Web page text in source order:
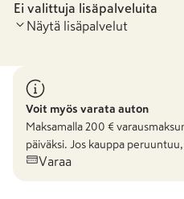
Ei valittuja lisäpalveluita
Näytä lisäpalvelut
Voit myös varata auton
Maksamalla 200 €
päiväksi. Jos kauppa
Varaa